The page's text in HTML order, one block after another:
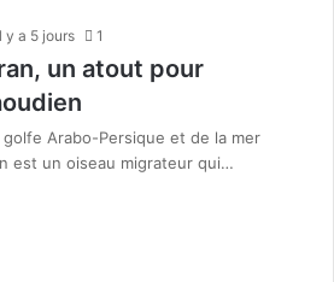
y a 5 jours 1
un atout pour
Arabo-Persique et de la mer
est un oiseau migrateur qui…